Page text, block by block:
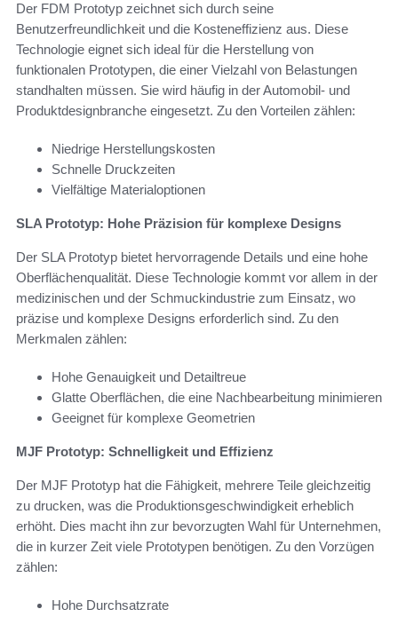
Der FDM Prototyp zeichnet sich durch seine
Benutzerfreundlichkeit und die Kosteneffizienz aus. Diese
Technologie eignet sich ideal für die Herstellung von
funktionalen Prototypen, die einer Vielzahl von Belastungen
standhalten müssen. Sie wird häufig in der Automobil- und
Produktdesignbranche eingesetzt. Zu den Vorteilen zählen:
Niedrige Herstellungskosten
Schnelle Druckzeiten
Vielfältige Materialoptionen
SLA Prototyp: Hohe Präzision für komplexe Designs
Der SLA Prototyp bietet hervorragende Details und eine hohe
Oberflächenqualität. Diese Technologie kommt vor allem in der
medizinischen und der Schmuckindustrie zum Einsatz, wo
präzise und komplexe Designs erforderlich sind. Zu den
Merkmalen zählen:
Hohe Genauigkeit und Detailtreue
Glatte Oberflächen, die eine Nachbearbeitung minimieren
Geeignet für komplexe Geometrien
MJF Prototyp: Schnelligkeit und Effizienz
Der MJF Prototyp hat die Fähigkeit, mehrere Teile gleichzeitig
zu drucken, was die Produktionsgeschwindigkeit erheblich
erhöht. Dies macht ihn zur bevorzugten Wahl für Unternehmen,
die in kurzer Zeit viele Prototypen benötigen. Zu den Vorzügen
zählen:
Hohe Durchsatzrate